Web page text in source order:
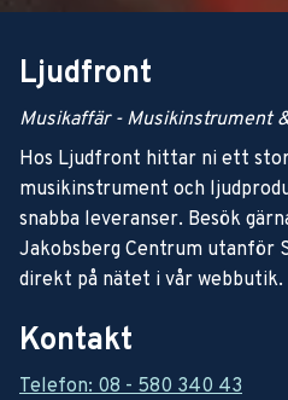
Ljudfront
Musikaffär - Musikinstrument
Hos Ljudfront hittar ni ett
musikinstrument och
snabba leveranser. Besök
Jakobsberg Centrum utanför
direkt på nätet i vår webbutik.
Kontakt
Telefon: 08 - 580 340 43